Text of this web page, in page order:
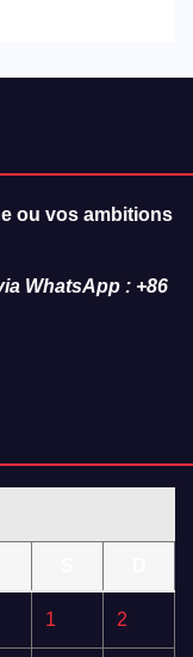
ou vos ambitions
WhatsApp : +86
1 2